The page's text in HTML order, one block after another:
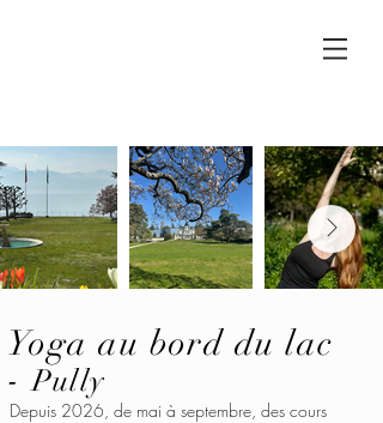
Depuis 2026, de mai à septembre, des cours
Yoga au bord du lac
-Pully